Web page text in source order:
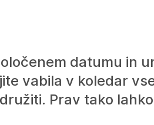
datumu in
vabila v koledar
Prav tako